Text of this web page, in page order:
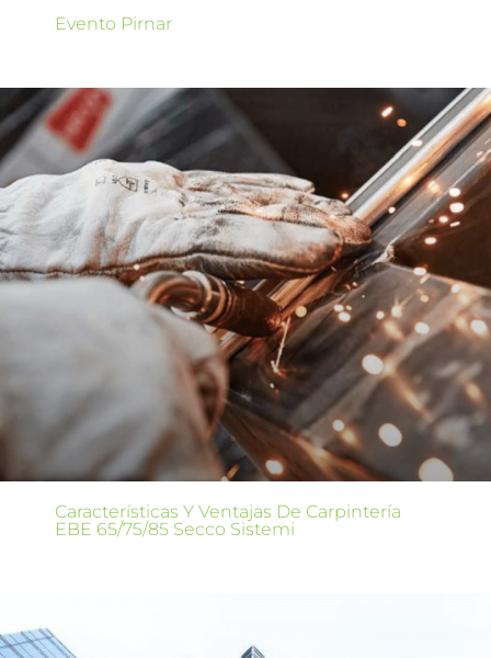
Evento Pirnar
Características Y Ventajas De Carpintería
EBE 65/75/85 Secco Sistemi